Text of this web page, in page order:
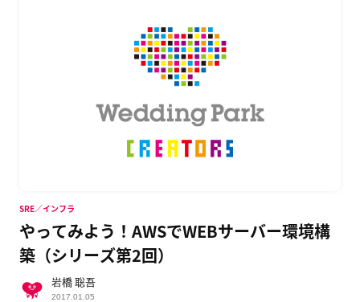
やってみよう！AWSでWEBサーバー環境構
築（シリーズ第2回）
SRE／インフラ
岩橋 聡吾
2017.01.05